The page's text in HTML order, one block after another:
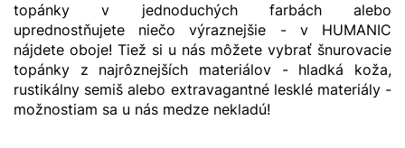
topánky v jednoduchých farbách alebo
uprednostňujete niečo výraznejšie - v HUMANIC
nájdete oboje! Tiež si u nás môžete vybrať šnurovacie
topánky z najrôznejších materiálov - hladká koža,
rustikálny semiš alebo extravagantné lesklé materiály -
možnostiam sa u nás medze nekladú!